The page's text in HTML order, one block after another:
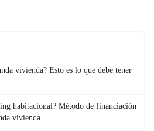
vivienda? Esto es lo que debe tener
habitacional? Método de financiación
vivienda